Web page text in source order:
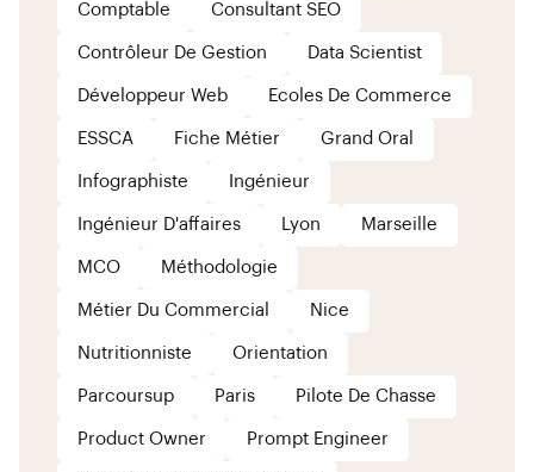
Comptable Consultant SEO
Contrôleur De Gestion Data Scientist
Développeur Web Ecoles De Commerce
ESSCA Fiche Métier Grand Oral
Infographiste Ingénieur
Ingénieur D'affaires Lyon Marseille
MCO Méthodologie
Métier Du Commercial Nice
Nutritionniste Orientation
Parcoursup Paris Pilote De Chasse
Product Owner Prompt Engineer